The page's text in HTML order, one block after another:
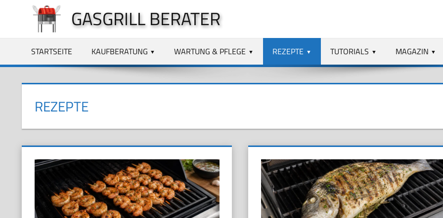
springen
GASGRILL BERATER
STARTSEITE KAUFBERATUNG WARTUNG & PFLEGE REZEPTE TUTORIALS MAGAZIN
REZEPTE